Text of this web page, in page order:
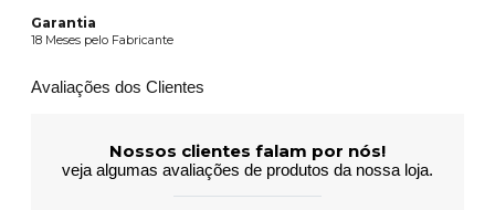
Garantia
18 Meses pelo Fabricante
Avaliações dos Clientes
Nossos clientes falam por nós!
veja algumas avaliações de produtos da nossa loja.